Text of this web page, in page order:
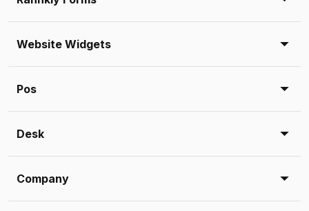
Website Widgets
Pos
Desk
Company